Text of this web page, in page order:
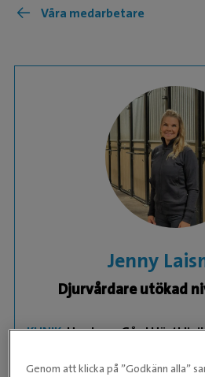
Våra medarbetare
Jenny
Djurvårdare utökad
KLINIK:Ugglarps Gård
Jenny är djurvårdare och jobbar
Genom att klicka på ”Godkänn alla”